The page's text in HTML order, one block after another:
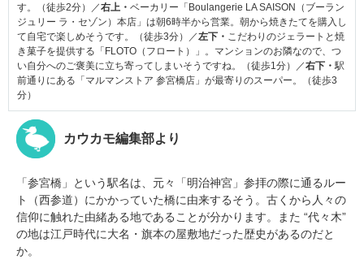
す。（徒歩2分）／右上・ ベーカリー「Boulangerie LA SAISON（ブーラン
ジュリー ラ・セゾン）本店」は朝6時半から営業。朝から焼きたてを購入し
て自宅で楽しめそうです。（徒歩3分）／左下・ こだわりのジェラートと焼
き菓子を提供する「FLOTO（フロート）」。マンションのお隣なので、つ
い自分へのご褒美に立ち寄ってしまいそうですね。（徒歩1分）／右下・駅
前通りにある「マルマンストア 参宮橋店」が最寄りのスーパー。（徒歩3
分）
カウカモ編集部より
「参宮橋」という駅名は、元々「明治神宮」参拝の際に通るルー
ト（西参道）にかかっていた橋に由来するそう。古くから人々の
信仰に触れた由緒ある地であることが分かります。また “代々木”
の地は江戸時代に大名・旗本の屋敷地だった歴史があるのだと
か。